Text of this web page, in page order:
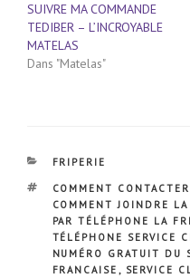
SUIVRE MA COMMANDE
TEDIBER – L’INCROYABLE
MATELAS
Dans "Matelas"
CATÉGORIES
FRIPERIE
ÉTIQUETTES
COMMENT
COMMENT JOINDRE
PAR TÉLÉPHONE LA
TÉLÉPHONE SERVICE
NUMÉRO GRATUIT DU
FRANCAISE , SERVICE